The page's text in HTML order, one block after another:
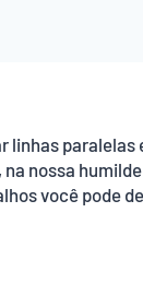
paralelas
nossa
você pode